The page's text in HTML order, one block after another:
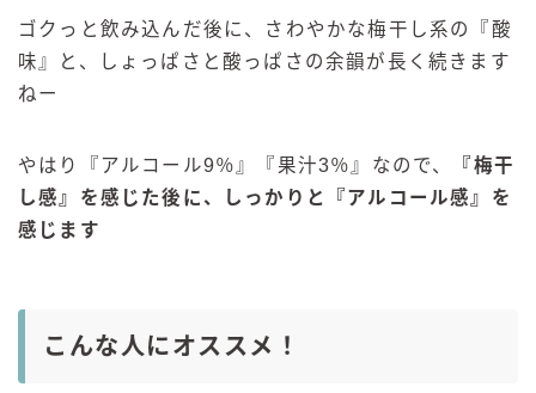
ゴクっと飲み込んだ後に、さわやかな梅干し系の『酸
味』と、しょっぱさと酸っぱさの余韻が長く続きます
ねー
やはり『アルコール9％』『果汁3％』なので、
『梅干
し感』を感じた後に、しっかりと『アルコール感』を
感じます
こんな人にオススメ！